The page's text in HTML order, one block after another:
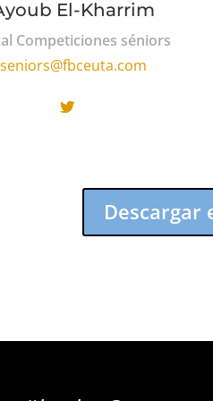
El-Kharrim
Competiciones séniors
seniors@fbceuta.com
Descargar